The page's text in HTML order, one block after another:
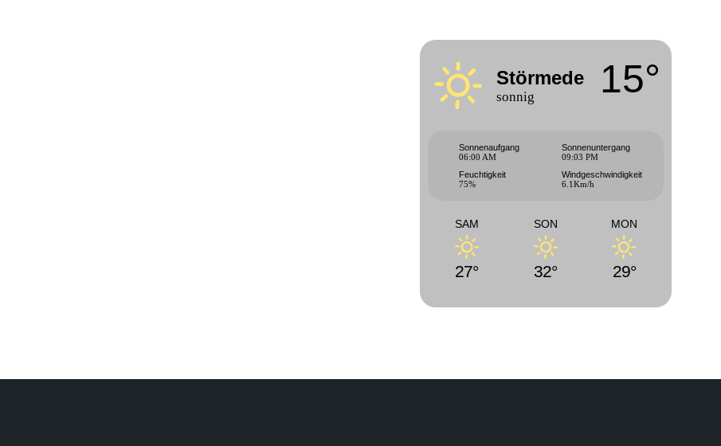
Störmede
sonnig 15°
Sonnenaufgang
06:00 AM
Sonnenuntergang
09:03 PM
Feuchtigkeit
75%
Windgeschwindigkeit
6.1Km/h
SAM
27°
SON
32°
MON
29°